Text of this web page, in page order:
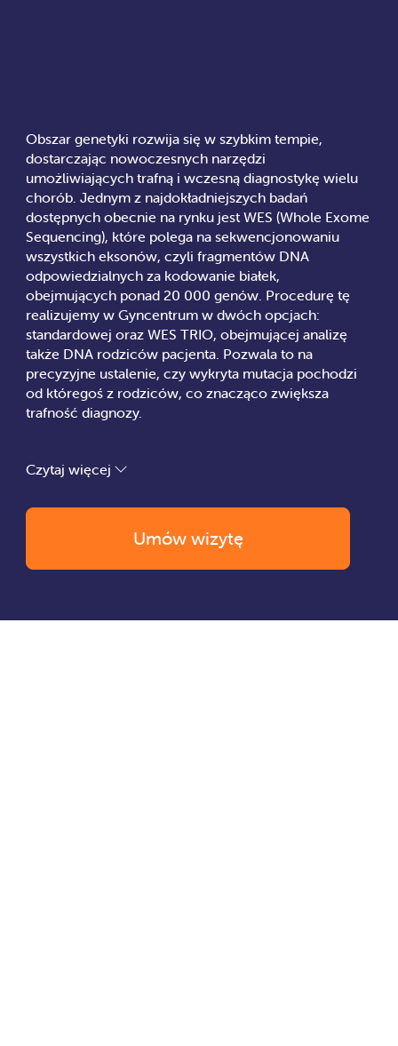
Obszar genetyki rozwija się w szybkim tempie,
dostarczając nowoczesnych narzędzi
umożliwiających trafną i wczesną diagnostykę wielu
chorób. Jednym z najdokładniejszych badań
dostępnych obecnie na rynku jest WES (Whole Exome
Sequencing), które polega na sekwencjonowaniu
wszystkich eksonów, czyli fragmentów DNA
odpowiedzialnych za kodowanie białek,
obejmujących ponad 20 000 genów. Procedurę tę
realizujemy w Gyncentrum w dwóch opcjach:
standardowej oraz WES TRIO, obejmującej analizę
także DNA rodziców pacjenta. Pozwala to na
precyzyjne ustalenie, czy wykryta mutacja pochodzi
od któregoś z rodziców, co znacząco zwiększa
trafność diagnozy.
nich takie problemy jak: niepełnosprawność
padaczka, dystrofie mięśniowe, dysmorfie
twarzoczaszki, częste infekcje wrodzone, choroby
pobrana z żyły łokciowej, bez potrzeby specjalnego
Czytaj więcej
Umów wizytę